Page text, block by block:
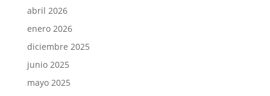
abril 2026
enero 2026
diciembre 2025
junio 2025
mayo 2025